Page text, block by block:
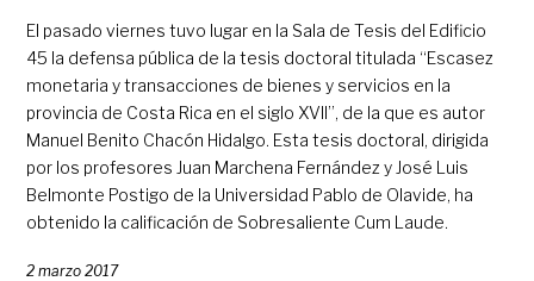
El pasado viernes tuvo lugar en la Sala de Tesis del Edificio
45 la defensa pública de la tesis doctoral titulada “Escasez
monetaria y transacciones de bienes y servicios en la
provincia de Costa Rica en el siglo XVII”, de la que es autor
Manuel Benito Chacón Hidalgo. Esta tesis doctoral, dirigida
por los profesores Juan Marchena Fernández y José Luis
Belmonte Postigo de la Universidad Pablo de Olavide, ha
obtenido la calificación de Sobresaliente Cum Laude.
2 marzo 2017